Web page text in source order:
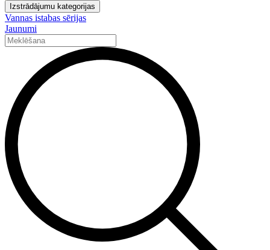
Izstrādājumu kategorijas
Vannas istabas sērijas
Jaunumi